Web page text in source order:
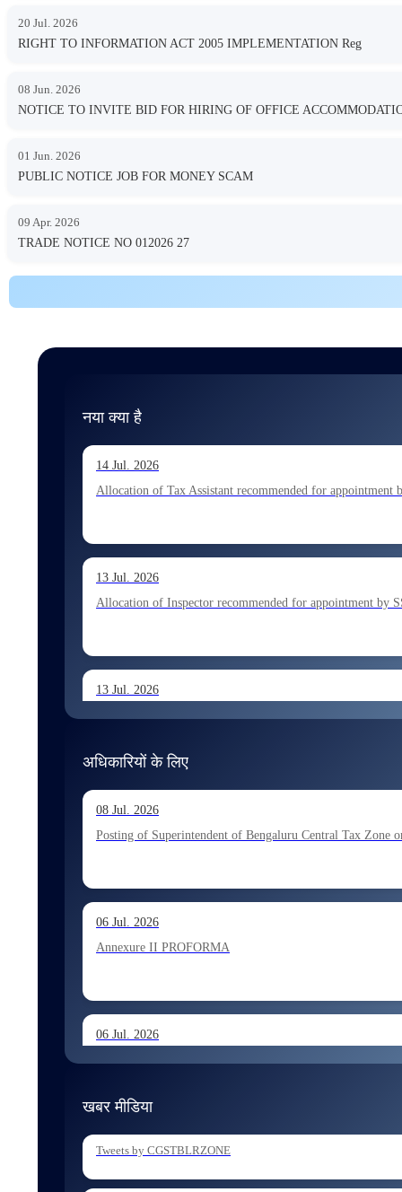
20 Jul. 2026
RIGHT TO INFORMATION ACT 2005 IMPLEMENTATION Reg
08 Jun. 2026
NOTICE TO INVITE BID FOR HIRING OF OFFICE
01 Jun. 2026
PUBLIC NOTICE JOB FOR MONEY SCAM
09 Apr. 2026
TRADE NOTICE NO 012026 27
नया क्या है
14 Jul. 2026
Allocation of Tax Assistant recommended for appointment
13 Jul. 2026
Allocation of Inspector recommended for appointment by
13 Jul. 2026
13 Jul. 2026
Allocation of Executive Assistant recommended for
10 Jul. 2026
Allocation of Tax Assistant recommended for appointment
अधिकारियों के लिए
08 Jul. 2026
Posting of Superintendent of Bengaluru Central Tax Zone
06 Jul. 2026
Annexure II PROFORMA
06 Jul. 2026
06 Jul. 2026
खबर मीडिया
Tweets by CGSTBLRZONE